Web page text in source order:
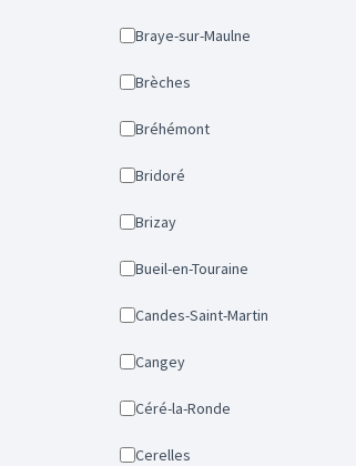
Braye-sur-Maulne
Brèches
Bréhémont
Bridoré
Brizay
Bueil-en-Touraine
Candes-Saint-Martin
Cangey
Céré-la-Ronde
Cerelles